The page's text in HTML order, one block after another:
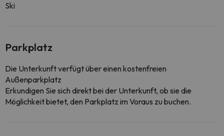
Ski
Parkplatz
Die Unterkunft verfügt über einen kostenfreien
Außenparkplatz
Erkundigen Sie sich direkt bei der Unterkunft, ob sie die
Möglichkeit bietet, den Parkplatz im Voraus zu buchen.